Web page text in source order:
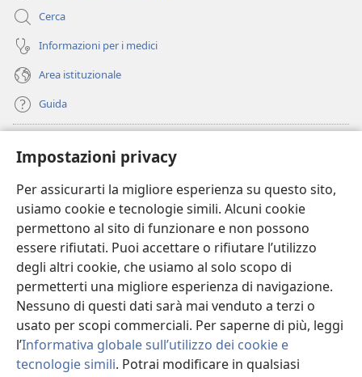
Impostazioni privacy
Per assicurarti la migliore esperienza su questo sito,
usiamo cookie e tecnologie simili. Alcuni cookie
permettono al sito di funzionare e non possono
essere rifiutati. Puoi accettare o rifiutare l’utilizzo
degli altri cookie, che usiamo al solo scopo di
permetterti una migliore esperienza di navigazione.
Nessuno di questi dati sarà mai venduto a terzi o
usato per scopi commerciali. Per saperne di più, leggi
l’Informativa globale sull’utilizzo dei cookie e
tecnologie simili. Potrai modificare in qualsiasi
Cerca
Informazioni per i medici
Area istituzionale
Guida
(apre
una
nuova
finestra)
BIBLIOTECA ONLINE Watchtower
(apre
una
nuova
finestra)
JW Hub
(apre
una
nuova
finestra)
JW Library
Watchtower Library®